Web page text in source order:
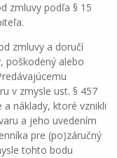
zmluvy podľa § 15
zmluvy a doručí
poškodený alebo
v zmysle ust. § 457
náklady, ktoré vznikli
a jeho uvedením
pre (po)záručný
tohto bodu